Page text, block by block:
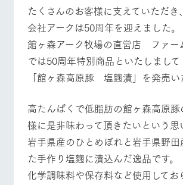
営業時
間・料金
セス
よくいた
だく質問
団体のお
客様へ
ペットを
お連れの
自然環境の中、
季節の移り変わ
りを存分に味わ
う
て、学ぶ。館ヶ
森の雄大な自然
なかで動物とふ
れあう
レストラ
牧場の生産品を
知り尽くした料
理人が腕を振
い、ビュッフェ
スタイルで提供
ショッ
丹精込めて育て
た生産品をは
め、牧場産の
品を取り揃えた
店舗
お知らせ
ブログ
お問い合わせ・資料請求
生産品カタログ・資料DL
ネットショップ
イベント/フェア レストラン/BBQ
動物とふれあう アクティビティ/体験
牧場マップを見る 周遊バス
たくさんのお客様に支えていただ
会社アークは50周年を迎えました。
館ヶ森アーク牧場の直営店 ファー
では50周年特別商品といたしまして
「館ヶ森高原豚 塩麴漬」を発売い
高たんぱくで低脂肪の館ヶ森高原
様に是非味わって頂きたいという思
岩手県産のひとめぼれと岩手県野田
た手作り塩麴に漬込んだ逸品です。
化学調味料や保存料など使用してお